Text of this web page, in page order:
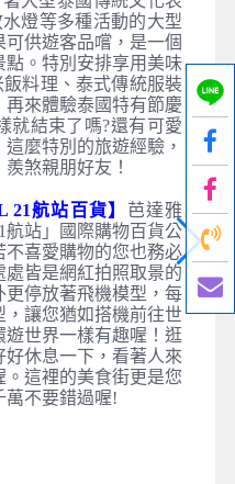
燈等多種活動的大型
供遊客品嚐，是一個
。特別安排享用美味
料理、泰式傳統服裝
來體驗泰國特有節慶
就結束了嗎?還有可愛
麼特別的旅遊經驗，
煞親朋好友！
21航站百貨】 芭達雅
航站」國際購物百貨公
喜愛購物的您也務必
皆是網紅拍照取景的
停放著飛機模型，每
讓您猶如搭機前往世
遊世界一樣有趣喔！逛
休息一下，看著人來
這裡的美食街更是您
萬不要錯過喔!